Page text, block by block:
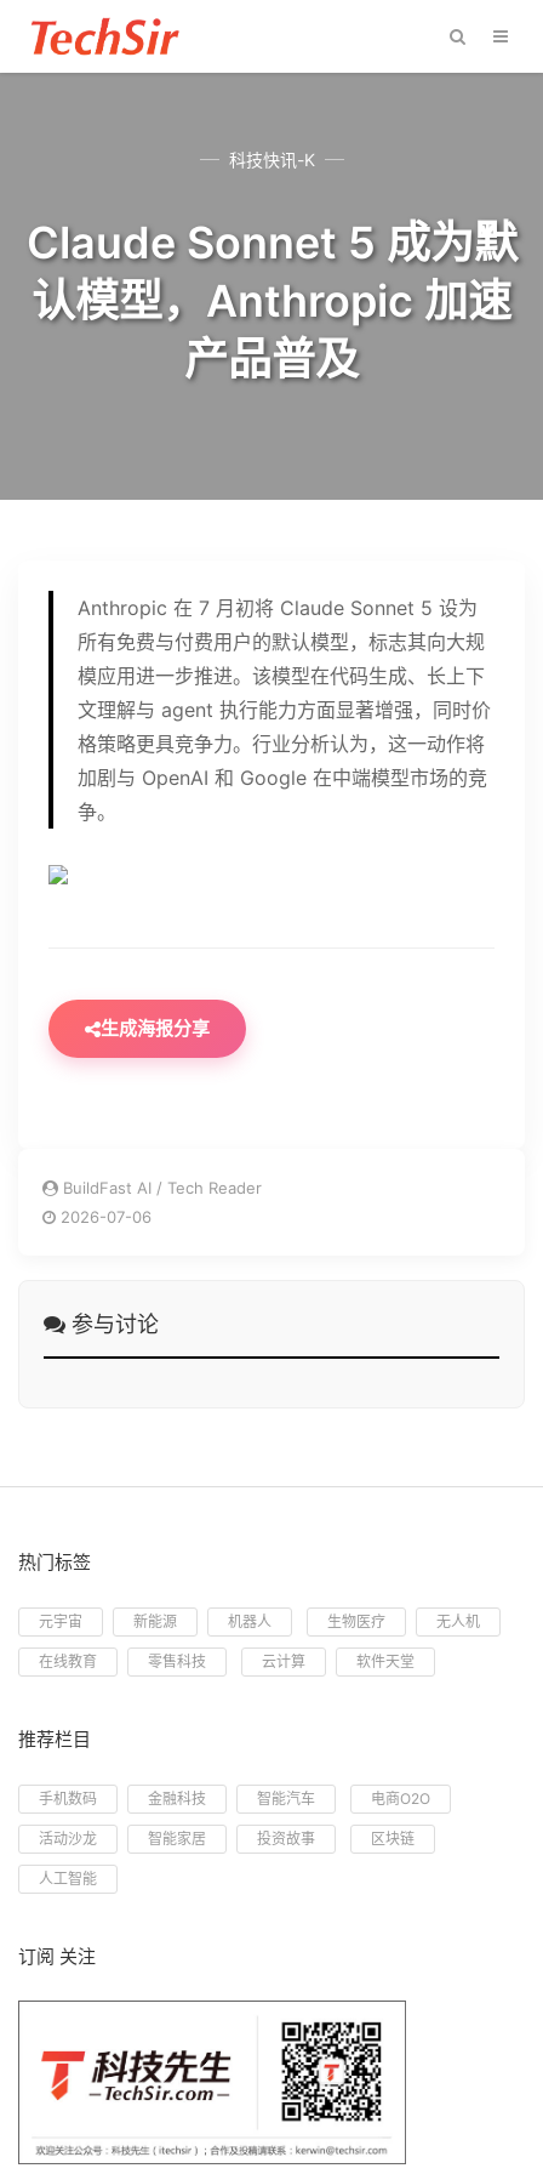
科技快讯-K
Claude Sonnet 5 成为默
认模型，Anthropic 加速
产品普及
Anthropic 在 7 月初将 Claude Sonnet 5 设为
所有免费与付费用户的默认模型，标志其向大规
模应用进一步推进。该模型在代码生成、长上下
文理解与 agent 执行能力方面显著增强，同时价
格策略更具竞争力。行业分析认为，这一动作将
加剧与 OpenAI 和 Google 在中端模型市场的竞
争。
生成海报分享
BuildFast AI / Tech Reader
2026-07-06
参与讨论
热门标签
元宇宙 新能源 机器人 生物医疗 无人机
在线教育 零售科技 云计算 软件天堂
推荐栏目
手机数码 金融科技 智能汽车 电商O2O
活动沙龙 智能家居 投资故事 区块链
人工智能
订阅 关注